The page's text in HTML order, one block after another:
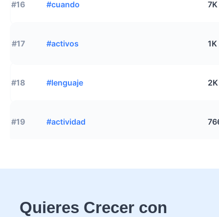
#16 #cuando 7K
#17 #activos 1K
#18 #lenguaje 2K
#19 #actividad
Quieres Crecer con